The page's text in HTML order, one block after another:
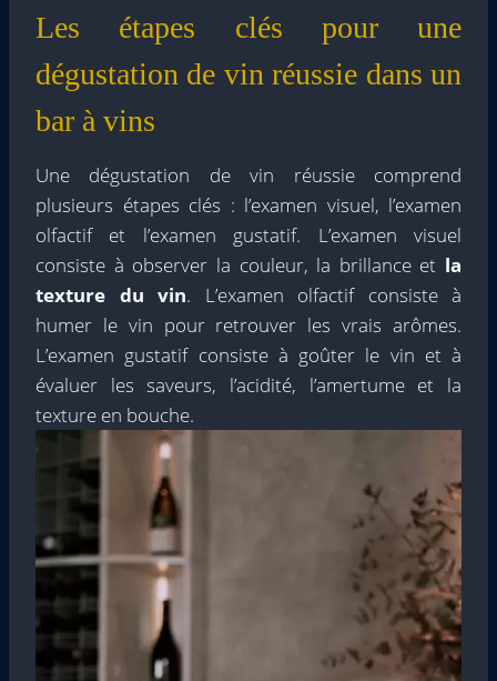
Les étapes clés pour une
dégustation de vin réussie dans un
bar à vins
Une dégustation de vin réussie comprend
plusieurs étapes clés : l’examen visuel, l’examen
olfactif et l’examen gustatif. L’examen visuel
consiste à observer la couleur, la brillance et la
texture du vin. L’examen olfactif consiste à
humer le vin pour retrouver les vrais arômes.
L’examen gustatif consiste à goûter le vin et à
évaluer les saveurs, l’acidité, l’amertume et la
texture en bouche.